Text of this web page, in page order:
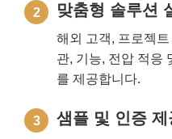
2 맞춤형 솔루션
해외 고객, 프로젝
관, 기능, 전압 적응
를 제공합니다.
3 샘플 및 인증 제